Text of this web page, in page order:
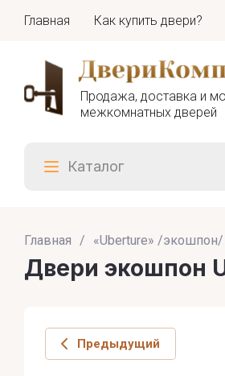
Главная Как купить двери?
Продажа, доставка и
межкомнатных дверей
Каталог
Главная / «Uberture» /экошпон/
Двери экошпон
Предыдущий